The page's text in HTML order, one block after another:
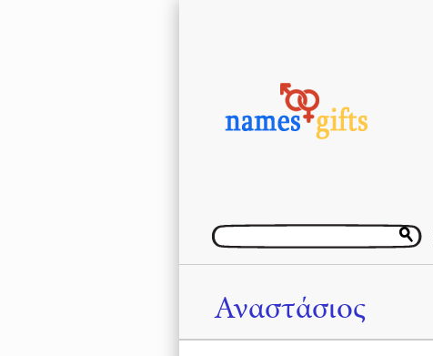
Αναστάσιος